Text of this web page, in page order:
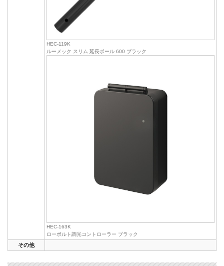
HEC-119K
ルーメック スリム 延長ポール 600 ブラック
HEC-163K
ローボルト調光コントローラー ブラック
その他